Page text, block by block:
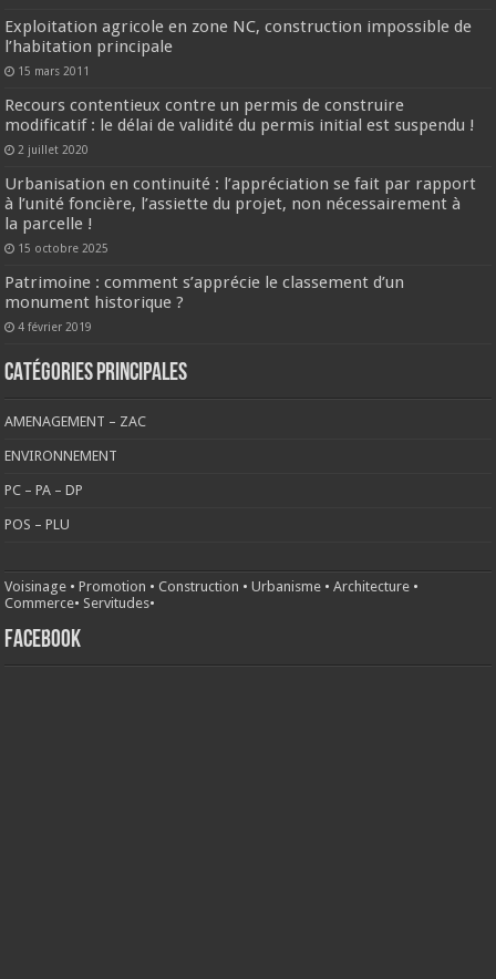
Exploitation agricole en zone NC, construction impossible de
l’habitation principale
15 mars 2011
Recours contentieux contre un permis de construire
modificatif : le délai de validité du permis initial est suspendu !
2 juillet 2020
Urbanisation en continuité : l’appréciation se fait par rapport
à l’unité foncière, l’assiette du projet, non nécessairement à
la parcelle !
15 octobre 2025
Patrimoine : comment s’apprécie le classement d’un
monument historique ?
4 février 2019
CATÉGORIES PRINCIPALES
AMENAGEMENT – ZAC
ENVIRONNEMENT
PC – PA – DP
POS – PLU
Voisinage •Promotion •Construction •Urbanisme •Architecture •
Commerce• Servitudes•
FACEBOOK